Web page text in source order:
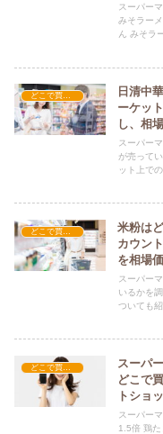
スーパー
みそラー
ん みそラ
どこで買える？-食品・食材
日清中
ーケッ
し、相
スーパー
が売って
ット上で
どこで買える？-食品・食材
米粉は
カウン
を相場
スーパー
いるかを
ついても
どこで買える？-食品・食材
スーパ
どこで
トショ
共に紹
スーパー
1.5倍 鶏た